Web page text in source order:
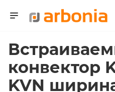
конвектор
KVN